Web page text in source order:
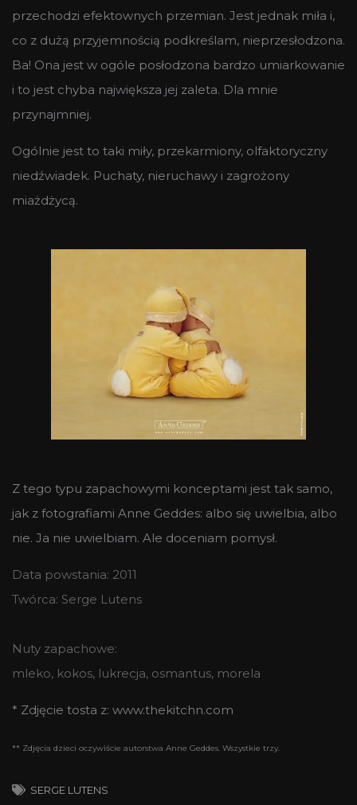
przechodzi efektownych przemian. Jest jednak miła i,
co z dużą przyjemnością podkreślam, nieprzesłodzona.
Ba! Ona jest w ogóle posłodzona bardzo umiarkowanie
i to jest chyba największa jej zaleta. Dla mnie
przynajmniej.
Ogólnie jest to taki miły, przekarmiony, olfaktoryczny
niedźwiadek. Puchaty, nieruchawy i zagrożony
miażdżycą.
Z tego typu zapachowymi konceptami jest tak samo,
jak z fotografiami Anne Geddes: albo się uwielbia, albo
nie. Ja nie uwielbiam. Ale doceniam pomysł.
Data powstania: 2011
Twórca: Serge Lutens
Nuty zapachowe:
mleko, kokos, lukrecja, osmantus, morela
* Zdjęcie tosta z: www.thekitchn.com
** Zdjęcia dzieci oczywiście autorstwa Anne Geddes. Wszystkie trzy.
SERGE LUTENS